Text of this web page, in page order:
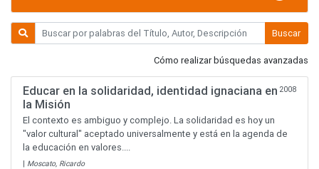
Buscar
Cómo realizar búsquedas avanzadas
Educar en la solidaridad, identidad ignaciana en
la Misión
2008
El contexto es ambiguo y complejo. La solidaridad es hoy un
"valor cultural" aceptado universalmente y está en la agenda de
la educación en valores....
| Moscato, Ricardo